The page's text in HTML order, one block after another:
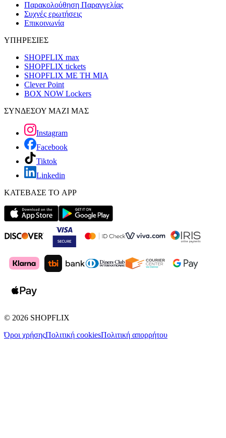
Παρακολούθηση Παραγγελίας
Συχνές ερωτήσεις
Επικοινωνία
ΥΠΗΡΕΣΙΕΣ
SHOPFLIX max
SHOPFLIX tickets
SHOPFLIX ΜΕ ΤΗ ΜΙΑ
Clever Point
BOX NOW Lockers
ΣΥΝΔΕΣΟΥ ΜΑΖΙ ΜΑΣ
Instagram
Facebook
Tiktok
Linkedin
ΚΑΤΕΒΑΣΕ ΤΟ APP
© 2026 SHOPFLIX
Όροι χρήσηςΠολιτική cookiesΠολιτική απορρήτου